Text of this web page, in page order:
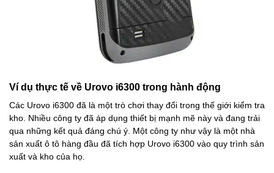
Ví dụ thực tế về Urovo i6300 trong hành động
Các Urovo i6300 đã là một trò chơi thay đổi trong thế giới kiểm tra
kho. Nhiều công ty đã áp dụng thiết bị mạnh mẽ này và đang trải
qua những kết quả đáng chú ý. Một công ty như vậy là một nhà
sản xuất ô tô hàng đầu đã tích hợp Urovo i6300 vào quy trình sản
xuất và kho của họ.